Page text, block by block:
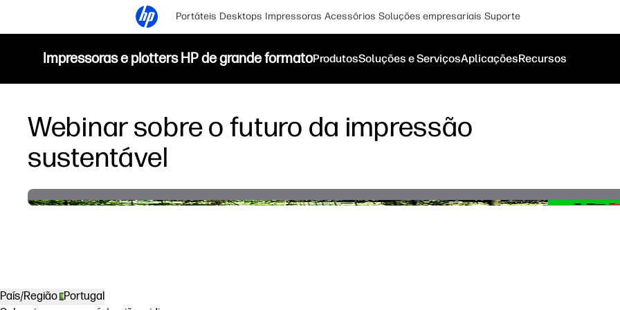
Portáteis Desktops Impressoras Acessórios Soluções empresariais Suporte
Impressoras e plotters HP de grande formatoProdutosSoluções e ServiçosAplicaçõesRecursos
Webinar sobre o futuro da impressão
sustentável
País/Região Portugal